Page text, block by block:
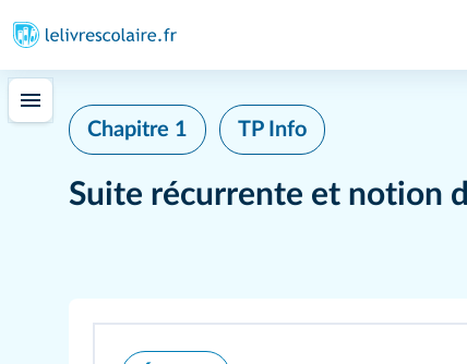
Chapitre 1 TP Info
Suite récurrente et notion